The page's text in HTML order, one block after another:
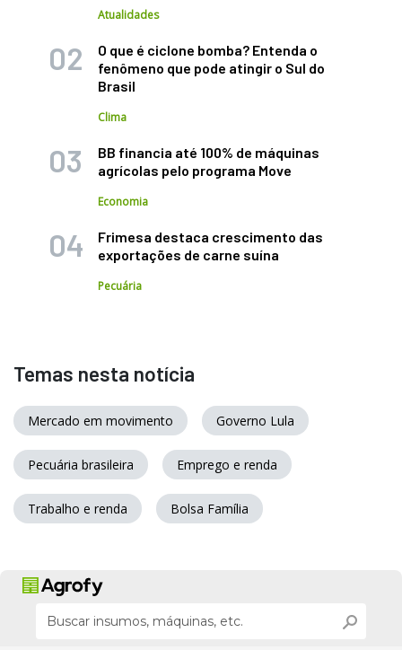
Atualidades
O que é ciclone bomba? Entenda o
fenômeno que pode atingir o Sul do
Brasil
Clima
BB financia até 100% de máquinas
agrícolas pelo programa Move
Economia
Frimesa destaca crescimento das
exportações de carne suína
Pecuária
Temas nesta notícia
Mercado em movimento Governo Lula
Pecuária brasileira Emprego e renda
Trabalho e renda Bolsa Família